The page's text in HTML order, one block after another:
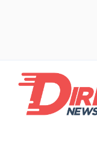
contenuto